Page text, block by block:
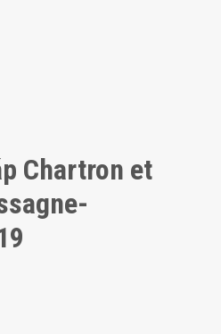
Chartron et